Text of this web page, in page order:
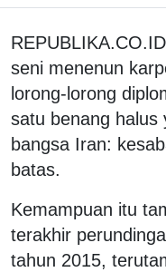
seni menenun
lorong-lorong
satu benang halus
bangsa Iran:
batas.
Kemampuan itu
terakhir
tahun 2015,